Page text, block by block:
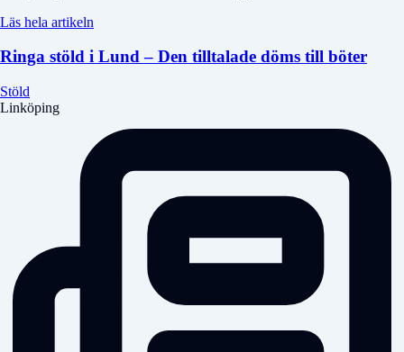
Läs hela artikeln
Ringa stöld i Lund – Den tilltalade döms till böter
Stöld
Linköping